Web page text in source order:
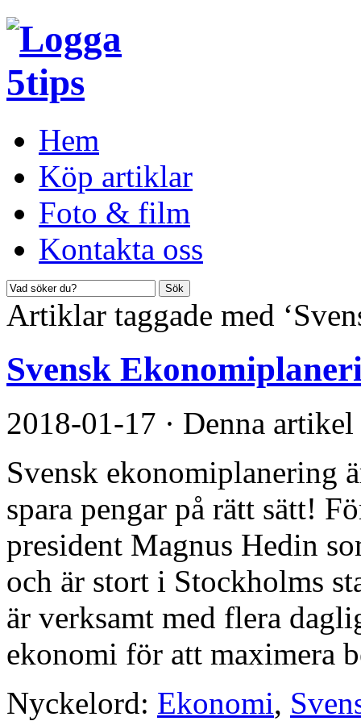
Hem
Köp artiklar
Foto & film
Kontakta oss
Artiklar taggade med
Svensk
2018-01-17 · Denna
Svensk ekonomiplanering
spara pengar på rätt sätt!
president Magnus Hedin
och är stort i Stockholms
är verksamt med flera
ekonomi för att maximera
Nyckelord: Ekonomi,